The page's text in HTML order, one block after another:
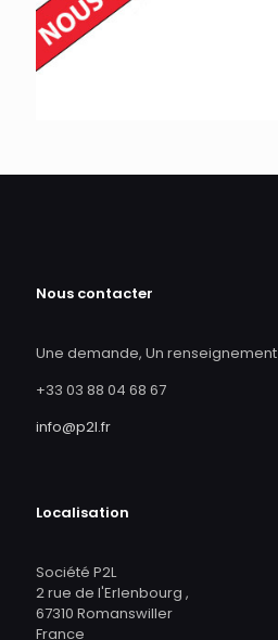
Nous contacter
Une demande, Un renseignement
+33 03 88 04 68 67
info@p2l.fr
Localisation
Société P2L
2 rue de l'Erlenbourg ,
67310 Romanswiller
France